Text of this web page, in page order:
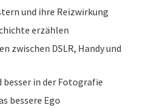
und ihre Reizwirkung
erzählen
zwischen DSLR, Handy und
besser in der Fotografie
bessere Ego